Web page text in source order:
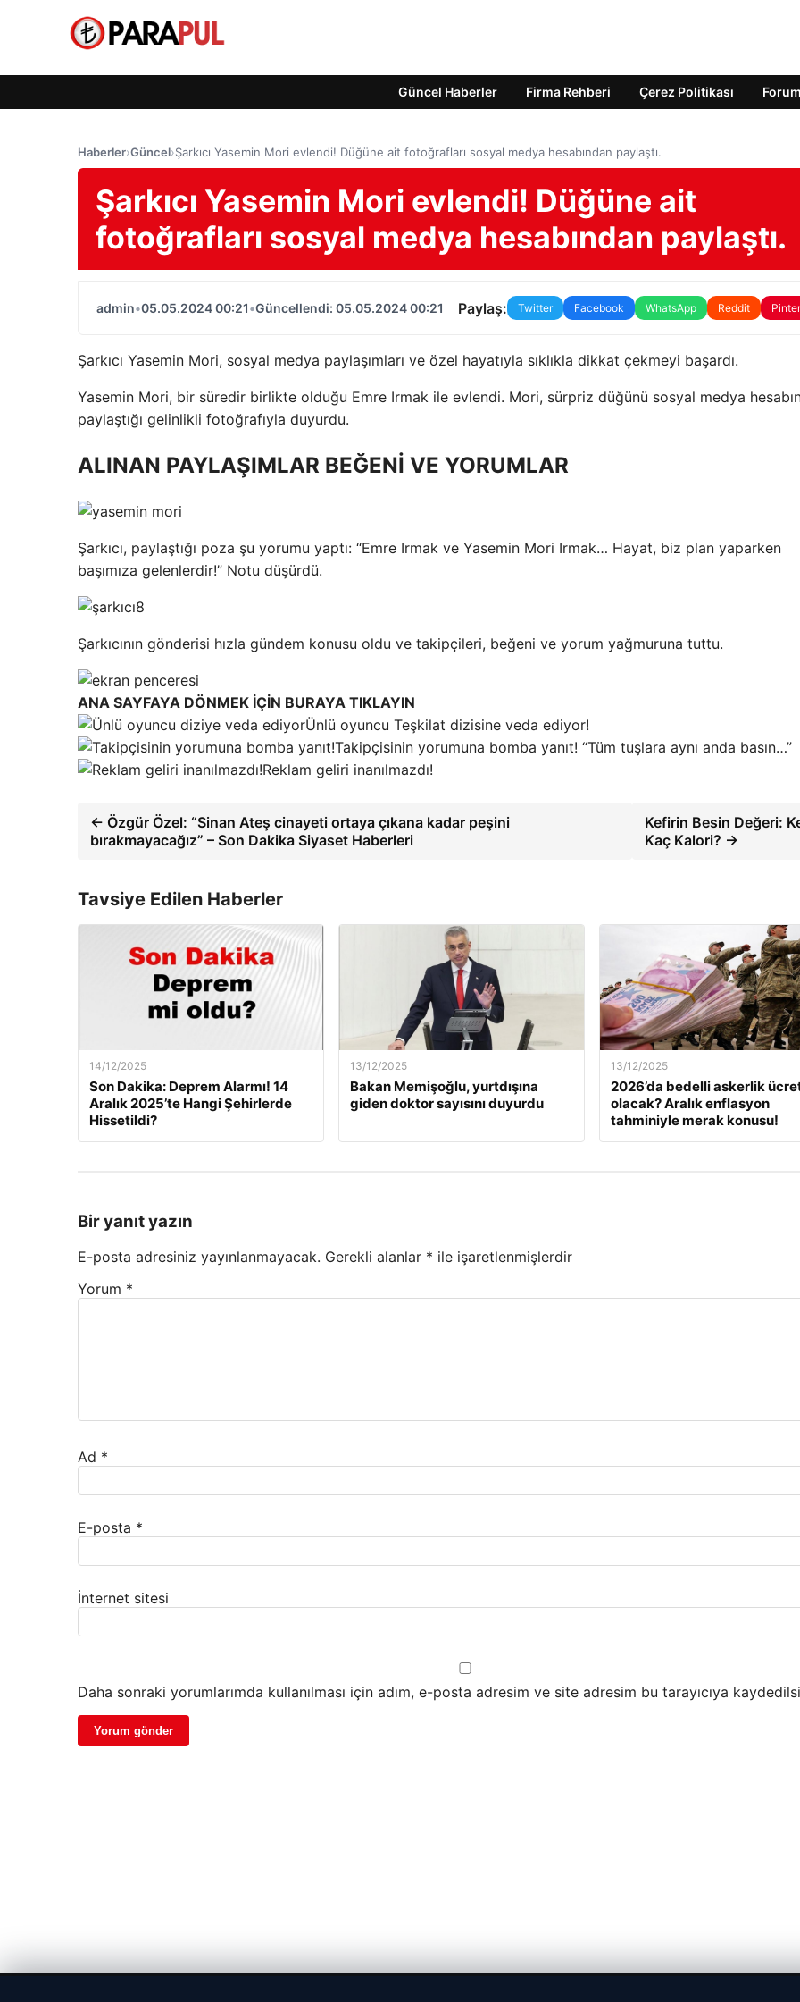
Güncel Haberler Firma Rehberi Çerez Politikası Forum
Haberler›Güncel›Şarkıcı Yasemin Mori evlendi! Düğüne ait fotoğrafları sosyal medya hesabından paylaştı.
Şarkıcı Yasemin Mori evlendi! Düğüne ait
fotoğrafları sosyal medya hesabından paylaştı.
admin•05.05.2024 00:21•Güncellendi: 05.05.2024 00:21 Paylaş: Twitter Facebook WhatsApp Reddit
Şarkıcı Yasemin Mori, sosyal medya paylaşımları ve özel hayatıyla sıklıkla dikkat çekmeyi başardı.
Yasemin Mori, bir süredir birlikte olduğu Emre Irmak ile evlendi. Mori, sürpriz düğünü sosyal medya
paylaştığı gelinlikli fotoğrafıyla duyurdu.
ALINAN PAYLAŞIMLAR BEĞENİ VE YORUMLAR
Şarkıcı, paylaştığı poza şu yorumu yaptı: “Emre Irmak ve Yasemin Mori Irmak… Hayat, biz plan yaparken
başımıza gelenlerdir!” Notu düşürdü.
Şarkıcının gönderisi hızla gündem konusu oldu ve takipçileri, beğeni ve yorum yağmuruna tuttu.
ANA SAYFAYA DÖNMEK İÇİN BURAYA TIKLAYIN
Ünlü oyuncu Teşkilat dizisine veda ediyor!
Takipçisinin yorumuna bomba yanıt! “Tüm tuşlara aynı anda basın…”
Reklam geliri inanılmazdı!
← Özgür Özel: “Sinan Ateş cinayeti ortaya çıkana kadar peşini
bırakmayacağız” – Son Dakika Siyaset Haberleri
Kefirin Besin Değeri:
Kaç Kalori? →
Tavsiye Edilen Haberler
14/12/2025
Son Dakika: Deprem Alarmı! 14
Aralık 2025’te Hangi Şehirlerde
Hissetildi?
13/12/2025
Bakan Memişoğlu, yurtdışına
giden doktor sayısını duyurdu
13/12/2025
2026’da bedelli askerlik
olacak? Aralık enflasyon
tahminiyle merak konusu!
Bir yanıt yazın
E-posta adresiniz yayınlanmayacak. Gerekli alanlar * ile işaretlenmişlerdir
Yorum *
Ad *
E-posta *
İnternet sitesi
Daha sonraki yorumlarımda kullanılması için adım, e-posta adresim ve site adresim bu tarayıcıya